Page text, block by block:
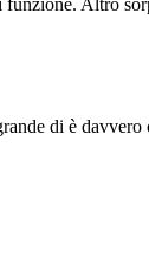
Altro
di è